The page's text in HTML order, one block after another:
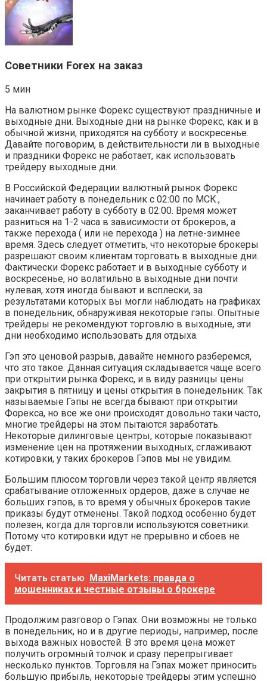
Советники Forex на заказ
5 мин
На валютном рынке Форекс существуют праздничные и
выходные дни. Выходные дни на рынке Форекс, как и в
обычной жизни, приходятся на субботу и воскресенье.
Давайте поговорим, в действительности ли в выходные
и праздники Форекс не работает, как использовать
трейдеру выходные дни.
В Российской Федерации валютный рынок Форекс
начинает работу в понедельник с 02:00 по МСК.,
заканчивает работу в субботу в 02:00. Время может
разниться на 1-2 часа в зависимости от брокеров, а
также перехода ( или не перехода ) на летне-зимнее
время. Здесь следует отметить, что некоторые брокеры
разрешают своим клиентам торговать в выходные дни.
Фактически Форекс работает и в выходные субботу и
воскресенье, но волатильно в выходные дни почти
нулевая, хотя иногда бывают и всплески, за
результатами которых вы могли наблюдать на графиках
в понедельник, обнаруживая некоторые гэпы. Опытные
трейдеры не рекомендуют торговлю в выходные, эти
дни необходимо использовать для отдыха.
Гэп это ценовой разрыв, давайте немного разберемся,
что это такое. Данная ситуация складывается чаще всего
при открытии рынка Форекс, и в виду разницы цены
закрытия в пятницу и цены открытия в понедельник. Так
называемые Гэпы не всегда бывают при открытии
Форекса, но все же они происходят довольно таки часто,
многие трейдеры на этом пытаются заработать.
Некоторые дилинговые центры, которые показывают
изменение цен на протяжении выходных, сглаживают
котировки, у таких брокеров Гэпов мы не увидим.
Большим плюсом торговли через такой центр является
срабатывание отложенных ордеров, даже в случае не
больших гэпов, в то время у обычных брокеров такие
приказы будут отменены. Такой подход особенно будет
полезен, когда для торговли используются советники.
Потому что котировки идут не прерывно и сбоев не
будет.
Читать статью MaxiMarkets: правда о
мошенниках и честные отзывы о брокере
Продолжим разговор о Гэпах. Они возможны не только
в понедельник, но и в другие периоды, например, после
выхода важных новостей. В это время цена может
получить огромный толчок и сразу перепрыгивает
несколько пунктов. Торговля на Гэпах может приносить
большую прибыль, некоторые трейдеры этим успешно